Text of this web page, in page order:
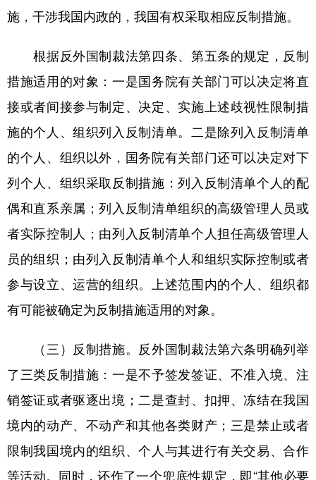
施，干涉我国内政的，我国有权采取相应反制措施。
根据反外国制裁法第四条、第五条的规定，反制
措施适用的对象：一是国务院有关部门可以决定将直
接或者间接参与制定、决定、实施上述歧视性限制措
施的个人、组织列入反制清单。二是除列入反制清单
的个人、组织以外，国务院有关部门还可以决定对下
列个人、组织采取反制措施：列入反制清单个人的配
偶和直系亲属；列入反制清单组织的高级管理人员或
者实际控制人；由列入反制清单个人担任高级管理人
员的组织；由列入反制清单个人和组织实际控制或者
参与设立、运营的组织。上述范围内的个人、组织都
有可能被确定为反制措施适用的对象。
（三）反制措施。反外国制裁法第六条明确列举
了三类反制措施：一是不予签发签证、不准入境、注
销签证或者驱逐出境；二是查封、扣押、冻结在我国
境内的动产、不动产和其他各类财产；三是禁止或者
限制我国境内的组织、个人与其进行有关交易、合作
等活动。同时，还作了一个兜底性规定，即“其他必要